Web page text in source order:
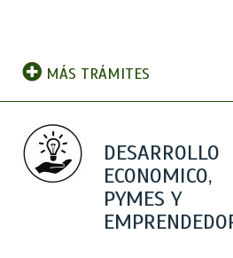
MÁS TRÁMITES
DESARROLLO
ECONOMICO,
PYMES Y